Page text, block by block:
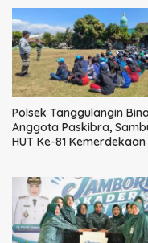
Polsek Tanggulangin
Anggota Paskibra,
HUT Ke-81 Kemerdekaan